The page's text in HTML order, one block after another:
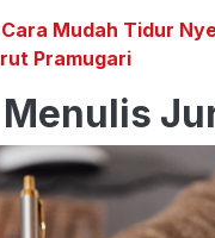
Mudah Tidur
Pramugari
Menulis